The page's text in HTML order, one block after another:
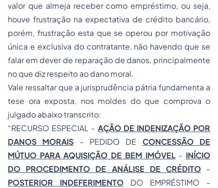
valor que almeja receber como empréstimo, ou seja,
houve frustração na expectativa de crédito bancário,
porém, frustração esta que se operou por motivação
única e exclusiva do contratante, não havendo que se
falar em dever de reparação de danos, principalmente
no que diz respeito ao dano moral.
Vale ressaltar que a jurisprudência pátria fundamenta a
tese ora exposta, nos moldes do que comprova o
julgado abaixo transcrito:
“RECURSO ESPECIAL - AÇÃO DE INDENIZAÇÃO POR
DANOS MORAIS - PEDIDO DE CONCESSÃO DE
MÚTUO PARA AQUISIÇÃO DE BEM IMÓVEL- INÍCIO
DO PROCEDIMENTO DE ANÁLISE DE CRÉDITO-
POSTERIOR INDEFERIMENTO DO EMPRÉSTIMO -